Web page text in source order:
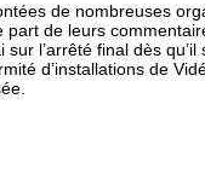
de nombreuses
part de leurs
l’arrêté final dès qu’il
d’installations de